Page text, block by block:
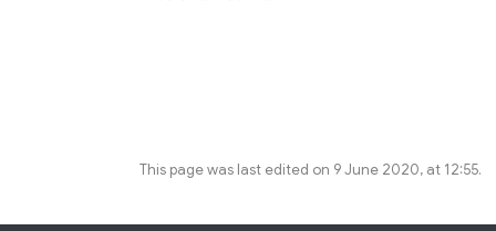
This page was last edited on 9 June 2020, at 12:55.